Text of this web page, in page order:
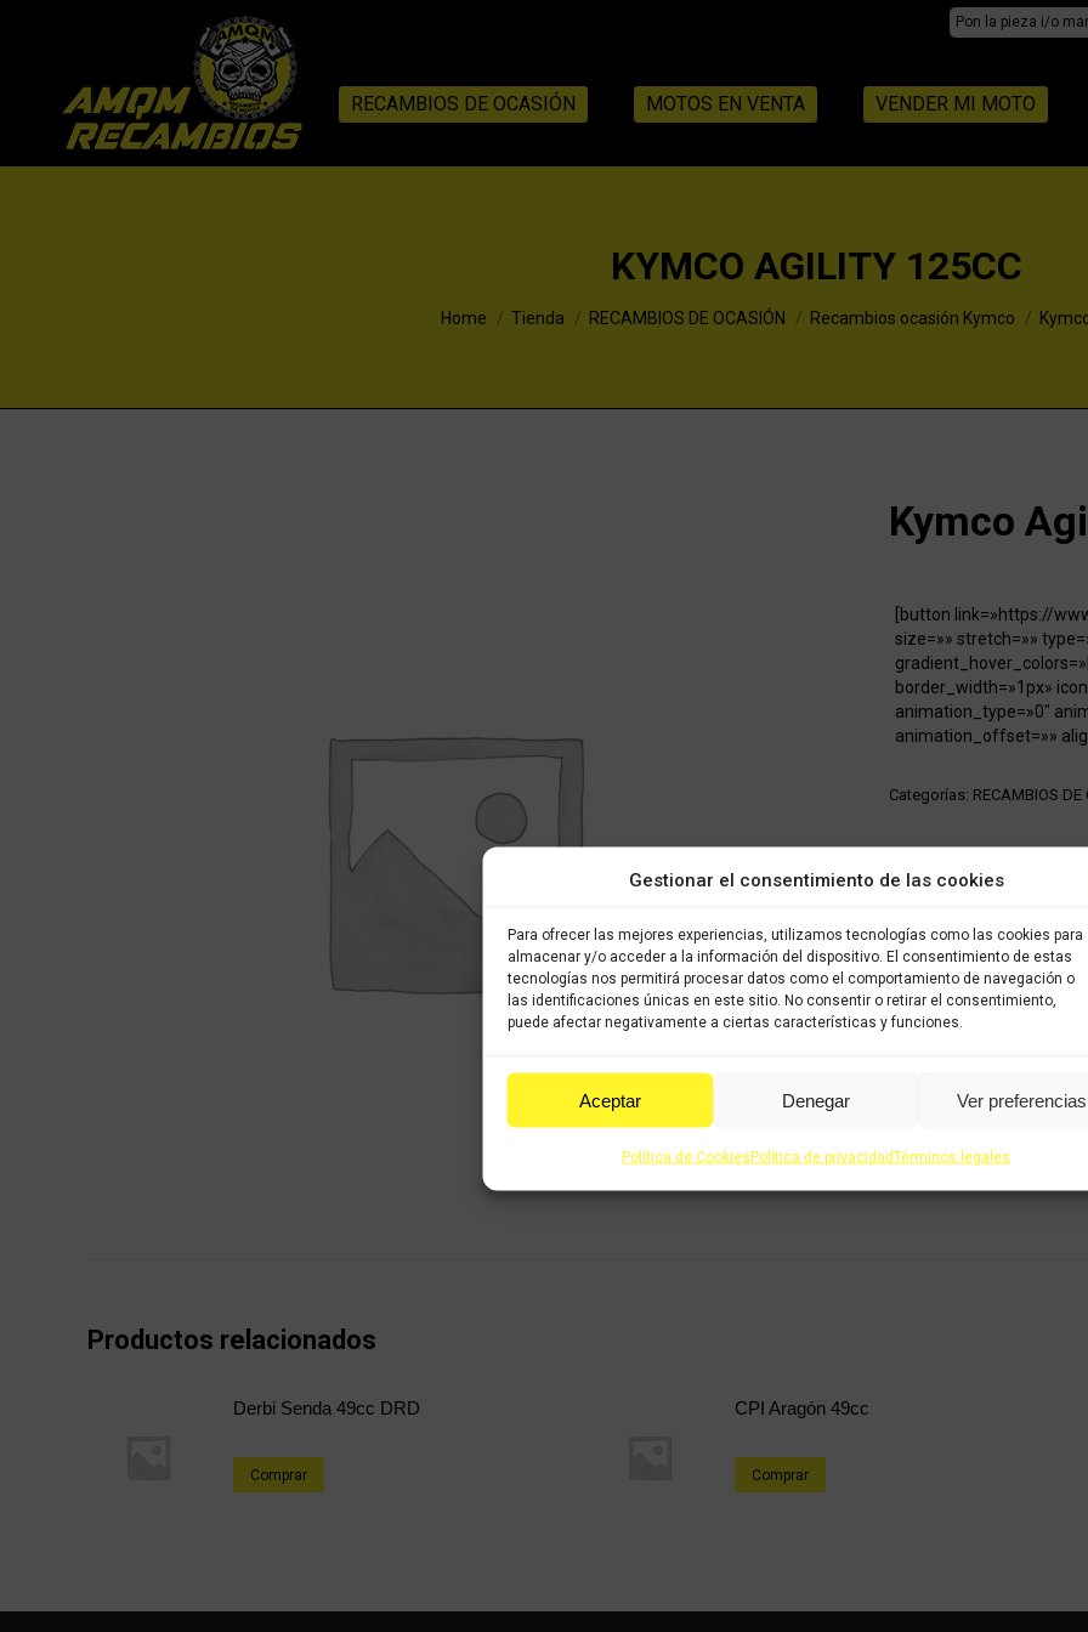
Gestionar el consentimiento de las cookies
Para ofrecer las mejores experiencias, utilizamos tecnologías como las cookies para
almacenar y/o acceder a la información del dispositivo. El consentimiento de estas
tecnologías nos permitirá procesar datos como el comportamiento de navegación o
las identificaciones únicas en este sitio. No consentir o retirar el consentimiento,
puede afectar negativamente a ciertas características y funciones.
Aceptar Denegar Ver preferencias
Política de CookiesPolítica de privacidadTérminos legales
Search:
RECAMBIOS DE OCASIÓN MOTOS EN VENTA VENDER MI MOTO
KYMCO AGILITY 125CC
You are here:
Home Tienda RECAMBIOS DE OCASIÓN Recambios ocasión Kymco
Kymco
[button link=»https://
size=»» stretch=»»
border_width=»1px»
animation_type=»0″
animation_offset=»»
Categorías: RECAMBIOS DE
on
X
on
Facebook
on
Productos relacionados
Derbi Senda 49cc DRD
Comprar
CPI Aragón 49cc
Comprar